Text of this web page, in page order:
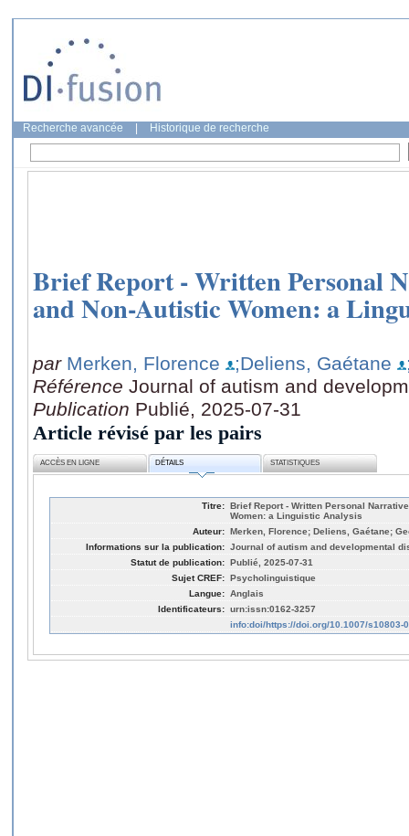
Recherche avancée Historique de recherche
Brief Report - Written Personal
and Non-Autistic Women: a
par Merken, Florence ;Deliens, Gaétane
Référence Journal of autism and
Publication Publié, 2025-07-31
Article révisé par les pairs
ACCÈS EN LIGNE DÉTAILS STATISTIQUES
Titre: Brief Report - Written Personal
Women: a Linguistic Analysis
Auteur: Merken, Florence; Deliens, Gaétane;
Informations sur la publication: Journal of autism and developmental
Statut de publication: Publié, 2025-07-31
Sujet CREF: Psycholinguistique
Langue: Anglais
Identificateurs: urn:issn:0162-3257
info:doi/https://doi.org/10.1007/s10803-